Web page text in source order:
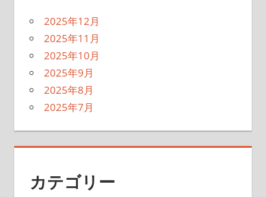
2025年12月
2025年11月
2025年10月
2025年9月
2025年8月
2025年7月
カテゴリー